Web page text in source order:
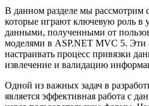
В данном разделе мы рассмотрим
которые играют ключевую роль в
данными, полученными от
моделями в ASP.NET MVC 5. Эти
настраивать процесс привязки
извлечение и валидацию
Одной из важных задач в
является эффективная работа с